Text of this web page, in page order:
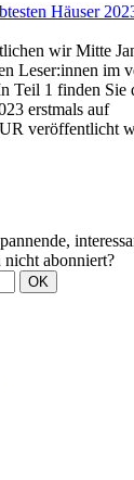
Häuser
wir Mitte
Leser:innen im
Teil 1 finden Sie
erstmals auf
veröffentlicht
nicht abonniert?